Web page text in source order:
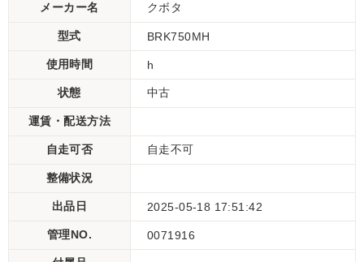
メーカー名 クボタ
型式 BRK750MH
使用時間 h
状態 中古
運賃・配送方法
自走可否 自走不可
整備状況
出品日 2025-05-18 17:51:42
管理NO. 0071916